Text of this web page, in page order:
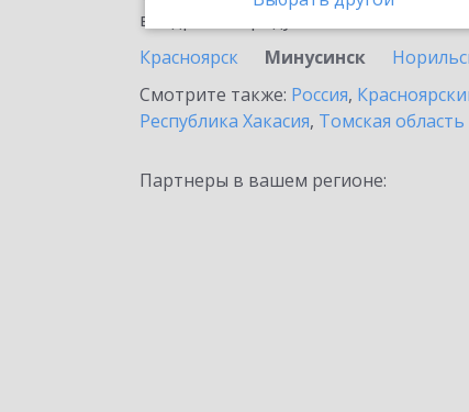
внедрение продукта.
Красноярск
Минусинск
Смотрите также: Россия,
Республика Хакасия, Томская область
Партнеры в вашем регионе: